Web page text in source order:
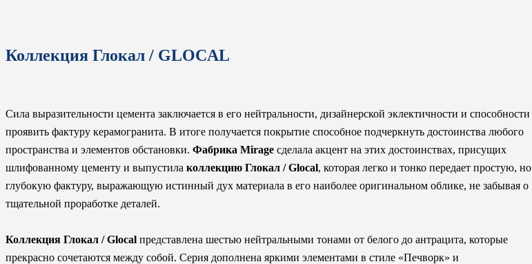
Коллекция Глокал / GLOCAL
Сила выразительности цемента заключается в его нейтральности, дизайнерской эклектичности и способности
проявить фактуру керамогранита. В итоге получается покрытие способное подчеркнуть достоинства любого
пространства и элементов обстановки. Фабрика Mirage сделала акцент на этих достоинствах, присущих
шлифованному цементу и выпустила коллекцию Глокал / Glocal, которая легко и тонко передает простую, но
глубокую фактуру, выражающую истинный дух материала в его наиболее оригинальном облике, не забывая о
тщательной проработке деталей.
Коллекция Глокал / Glocal представлена шестью нейтральными тонами от белого до антрацита, которые
прекрасно сочетаются между собой. Серия дополнена яркими элементами в стиле «Печворк» и